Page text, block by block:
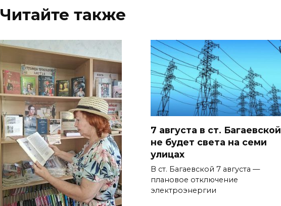
Читайте также
7 августа в ст. Багаевской
не будет света на семи
улицах
В ст. Багаевской 7 августа —
плановое отключение
электроэнергии